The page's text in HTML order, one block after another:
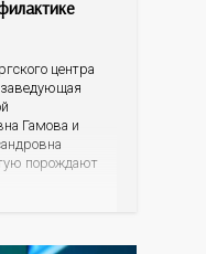
центра
Гамова и
порождают